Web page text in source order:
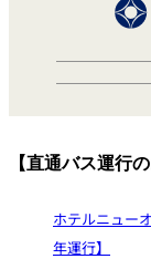
【直通バス運行
ホテルニュー
年運行】